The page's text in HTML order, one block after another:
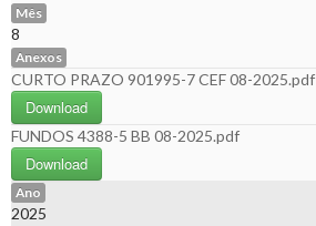
Mês
8
Anexos
CURTO PRAZO 901995-7 CEF 08-2025.pdf
Download
FUNDOS 4388-5 BB 08-2025.pdf
Download
Ano
2025